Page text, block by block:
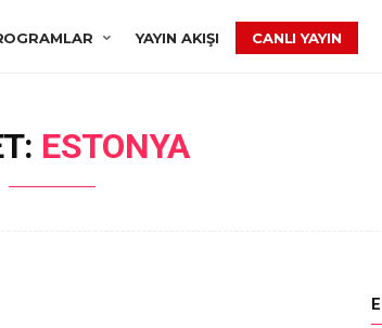
YAYIN AKIŞI CANLI YAYIN
ESTONYA